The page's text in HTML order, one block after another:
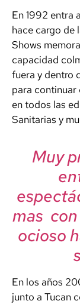
En 1992 entra
hace cargo de
Shows
capacidad
fuera y dentro
para
en todos las
Sanitarias y
Muy
mas
ocioso
En los años
junto a Tucan